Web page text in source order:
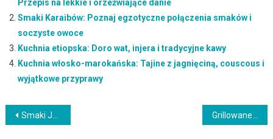
Przepis na lekkie i orzeźwiające danie
Smaki Karaibów: Poznaj egzotyczne połączenia smaków i
soczyste owoce
Kuchnia etiopska: Doro wat, injera i tradycyjne kawy
Kuchnia włosko-marokańska: Tajine z jagnięciną, couscous i
wyjątkowe przyprawy
Nawigacja
Smaki Jamajki: Jerk chicken, ackee and saltfish i owocowy rum